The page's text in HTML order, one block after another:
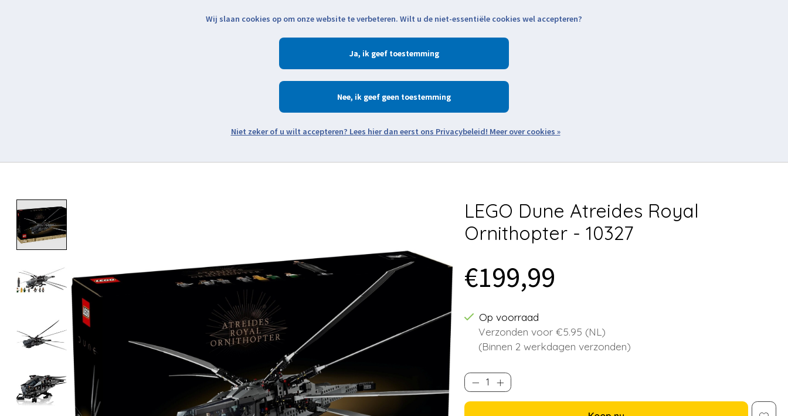
Zoeken
LEGO Dune Atreides Royal
Ornithopter - 10327
€199,99
Op voorraad
Verzonden voor €5.95 (NL)
(Binnen 2 werkdagen verzonden)
Wij slaan cookies op om onze website te verbeteren. Wilt u de niet-essentiële cookies wel accepteren?
Ja
Nee
Meer over cookies »